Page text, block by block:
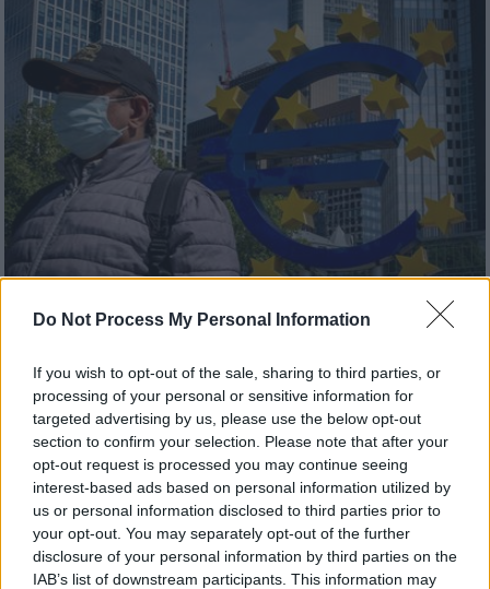
Do Not Process My Personal Information
If you wish to opt-out of the sale, sharing to third parties, or
processing of your personal or sensitive information for
targeted advertising by us, please use the below opt-out
section to confirm your selection. Please note that after your
opt-out request is processed you may continue seeing
interest-based ads based on personal information utilized by
us or personal information disclosed to third parties prior to
your opt-out. You may separately opt-out of the further
disclosure of your personal information by third parties on the
IAB’s list of downstream participants. This information may
ΕΚΤ: Σφίγγει τον κλοιό στις τράπεζες
για τις αποτιμήσεις των εμπορικών
ακινήτων
Η ΕΚΤ ανησυχεί ότι οι τράπεζες
καθυστερούν να απομειώσουν την αξία των
εμπορικών ακινήτων τους, ενώ ζητά από
τους εκτιμητές να εξηγήσουν τη
μεθοδολογία που χρησιμοποιούν